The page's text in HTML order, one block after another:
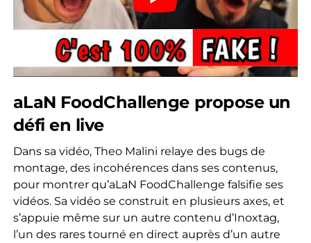
aLaN FoodChallenge propose un
défi en live
Dans sa vidéo, Theo Malini relaye des bugs de
montage, des incohérences dans ses contenus,
pour montrer qu’aLaN FoodChallenge falsifie ses
vidéos. Sa vidéo se construit en plusieurs axes, et
s’appuie même sur un autre contenu d’Inoxtag,
l’un des rares tourné en direct auprès d’un autre